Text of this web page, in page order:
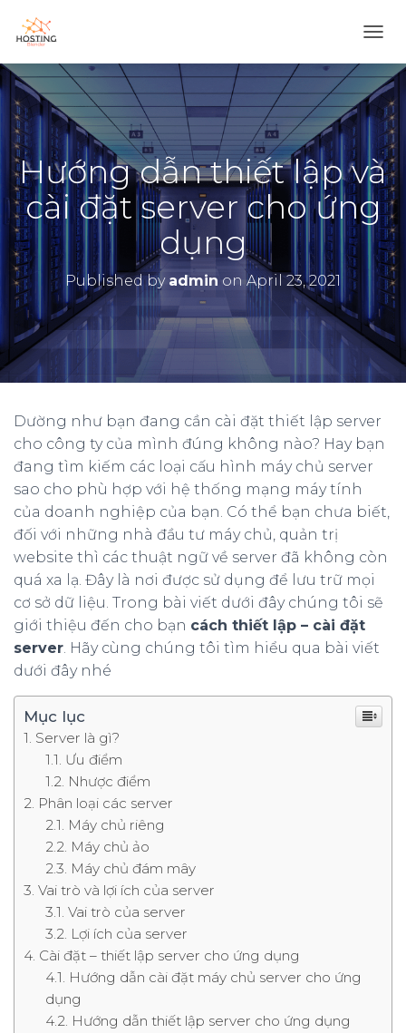
O
G
G
L
N
A
V
I
G
A
T
O
N
Hướng dẫn thiết lập và
cài đặt server cho ứng
dụng
Published by admin on April 23, 2021
Dường như bạn đang cần cài đặt thiết lập server
cho công ty của mình đúng không nào? Hay bạn
đang tìm kiếm các loại cấu hình máy chủ server
sao cho phù hợp với hệ thống mạng máy tính
của doanh nghiệp của bạn. Có thể bạn chưa biết,
đối với những nhà đầu tư máy chủ, quản trị
website thì các thuật ngữ về server đã không còn
quá xa lạ. Đây là nơi được sử dụng để lưu trữ mọi
cơ sở dữ liệu. Trong bài viết dưới đây chúng tôi sẽ
giới thiệu đến cho bạn cách thiết lập – cài đặt
server. Hãy cùng chúng tôi tìm hiểu qua bài viết
dưới đây nhé
Mục lục
Server là gì?
Ưu điểm
Nhược điểm
Phân loại các server
Máy chủ riêng
Máy chủ ảo
Máy chủ đám mây
Vai trò và lợi ích của server
Vai trò của server
Lợi ích của server
Cài đặt – thiết lập server cho ứng dụng
Hướng dẫn cài đặt máy chủ server cho ứng
dụng
Hướng dẫn thiết lập server cho ứng dụng